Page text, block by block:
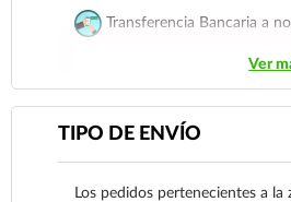
Transferencia Bancaria a
cuenta: Clave:
Para esta forma de pago el
comprobante de pago a al
nuestro
921 261 8491
Ver
TIPO DE ENVÍO
Los pedidos pertenecientes a la